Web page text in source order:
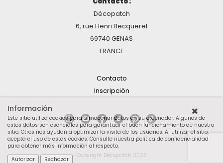
Décopatch
6, rue Henri Becquerel
69740 GENAS
FRANCE
Contacto
Inscripción
Copyright Décopatch 2026
Información
Este sitio utiliza cookies para almacenar datos en su ordenador. Algunos de
estos datos son esenciales para garantizar el buen funcionamiento de nuestro
sitio. Otros nos ayudan a optimizar la visita de los usuarios. Al utilizar el sitio,
acepta el uso de estas cookies. Consulte nuestra política de confidencialidad
para obtener más información al respecto.
Autorizar
Rechazar